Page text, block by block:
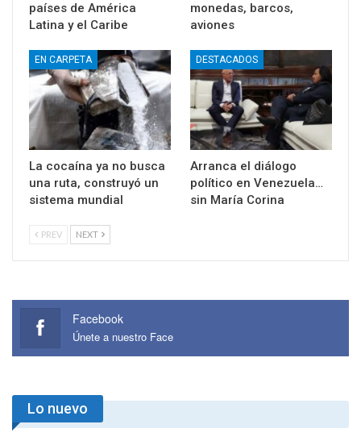
países de América
Latina y el Caribe
monedas, barcos,
aviones
EN CARPETA
La cocaína ya no busca
una ruta, construyó un
sistema mundial
DESTACADOS
Arranca el diálogo
político en Venezuela…
sin María Corina
PREV NEXT
Facebook
Únete a nuestro Face
Lo nuevo